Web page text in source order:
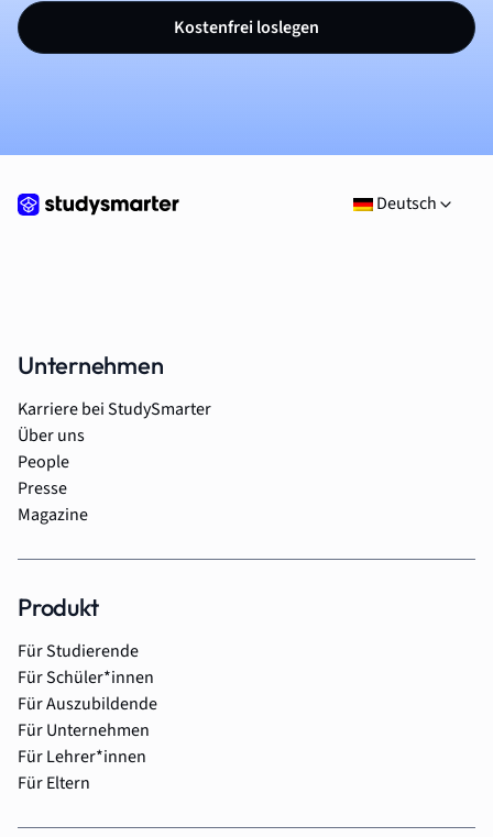
Kostenfrei loslegen
Deutsch
Unternehmen
Karriere bei StudySmarter
Über uns
People
Presse
Magazine
Produkt
Für Studierende
Für Schüler*innen
Für Auszubildende
Für Unternehmen
Für Lehrer*innen
Für Eltern